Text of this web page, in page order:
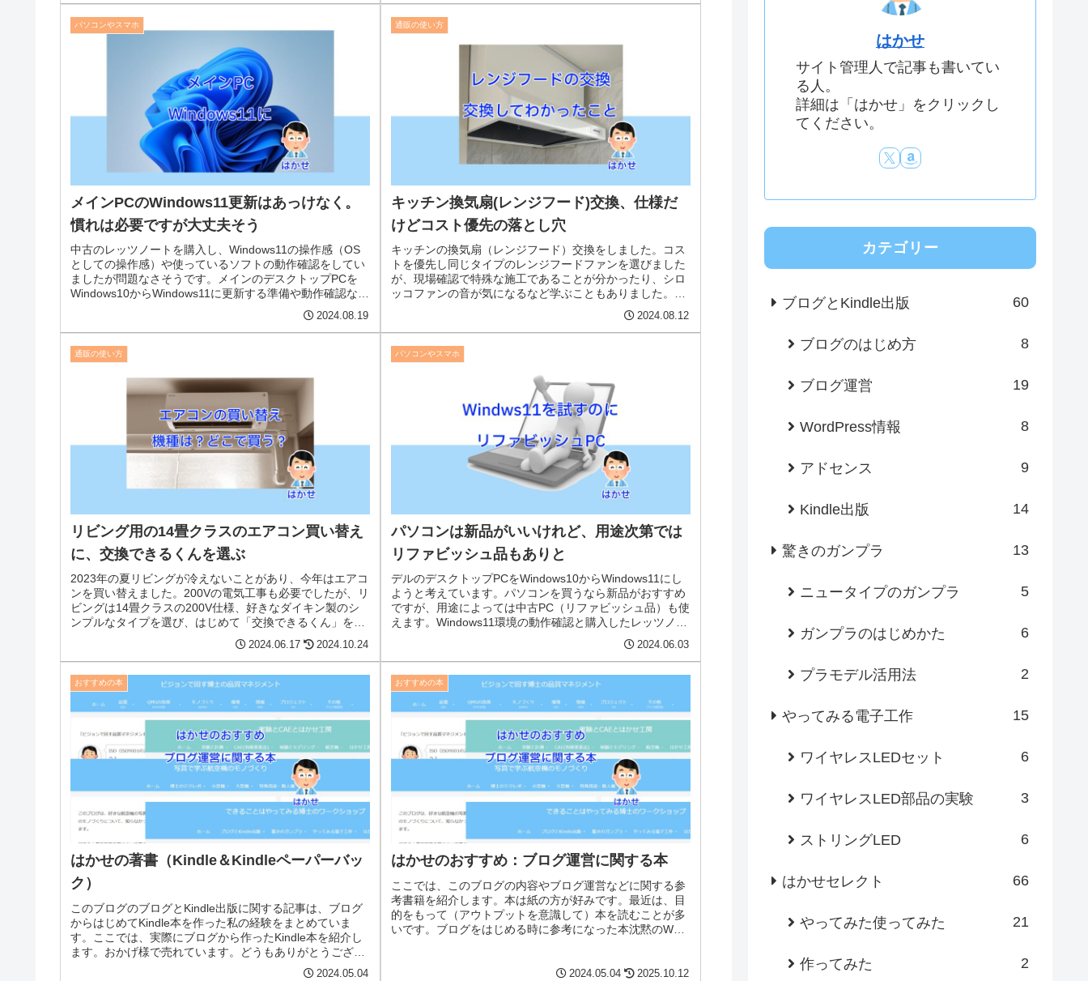
パソコンやスマホ
メインPCのWindows11更新はあっけなく。
慣れは必要ですが大丈夫そう
中古のレッツノートを購入し、Windows11の操作感（OS
としての操作感）や使っているソフトの動作確認をしてい
ましたが問題なさそうです。メインのデスクトップPCを
Windows10からWindows11に更新する準備や動作確認など
2024.08.19
通販の使い方
キッチン換気扇(レンジフード)交換、仕様だ
けどコスト優先の落とし穴
キッチンの換気扇（レンジフード）交換をしました。コス
トを優先し同じタイプのレンジフードファンを選びました
が、現場確認で特殊な施工であることが分かったり、シロ
ッコファンの音が気になるなど学ぶこともありました。備
2024.08.12
通販の使い方
リビング用の14畳クラスのエアコン買い替え
に、交換できるくんを選ぶ
2023年の夏リビングが冷えないことがあり、今年はエアコ
ンを買い替えました。200Vの電気工事も必要でしたが、リ
ビングは14畳クラスの200V仕様、好きなダイキン製のシ
ンプルなタイプを選び、はじめて「交換できるくん」を利
用しましたが選んで正解でした。
2024.06.17 2024.10.24
パソコンやスマホ
パソコンは新品がいいけれど、用途次第では
リファビッシュ品もありと
デルのデスクトップPCをWindows10からWindows11にし
ようと考えています。パソコンを買うなら新品がおすすめ
ですが、用途によっては中古PC（リファビッシュ品）も使
えます。Windows11環境の動作確認と購入したレッツノー
2024.06.03
おすすめの本
はかせの著書（Kindle＆Kindleペーパーバッ
ク）
このブログのブログとKindle出版に関する記事は、ブログ
からはじめてKindle本を作った私の経験をまとめていま
す。ここでは、実際にブログから作ったKindle本を紹介し
ます。おかげ様で売れています。どうもありがとうござい
2024.05.04
おすすめの本
はかせのおすすめ：ブログ運営に関する本
ここでは、このブログの内容やブログ運営などに関する参
考書籍を紹介します。本は紙の方が好みです。最近は、目
的をもって（アウトプットを意識して）本を読むことが多
いです。ブログをはじめる時に参考になった本沈黙のWeb
2024.05.04 2025.10.12
はかせ
サイト管理人で記事も書いてい
る人。
詳細は「はかせ」をクリックし
てください。
カテゴリー
ブログとKindle出版 60
ブログのはじめ方 8
ブログ運営 19
WordPress情報 8
アドセンス 9
Kindle出版 14
驚きのガンプラ 13
ニュータイプのガンプラ 5
ガンプラのはじめかた 6
プラモデル活用法 2
やってみる電子工作 15
ワイヤレスLEDセット 6
ワイヤレスLED部品の実験 3
ストリングLED 6
はかせセレクト 66
やってみた使ってみた 21
作ってみた 2